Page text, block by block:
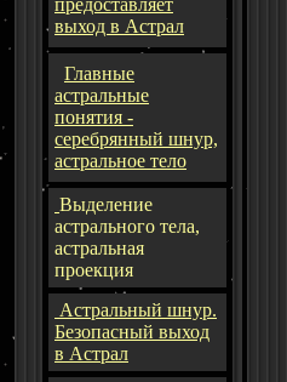
предоставляет
выход в Астрал
Главные
астральные
понятия -
серебрянный шнур,
астральное тело
Выделение
астрального тела,
астральная
проекция
Астральный шнур.
Безопасный выход
в Астрал